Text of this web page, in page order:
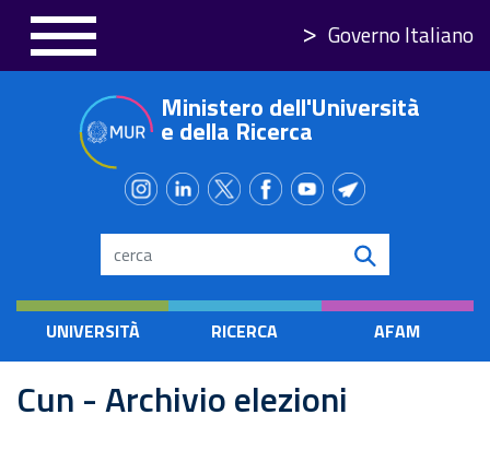
content
Governo Italiano
Ministero dell'Università
e della Ricerca
Search
UNIVERSITÀ RICERCA AFAM
Cun - Archivio elezioni